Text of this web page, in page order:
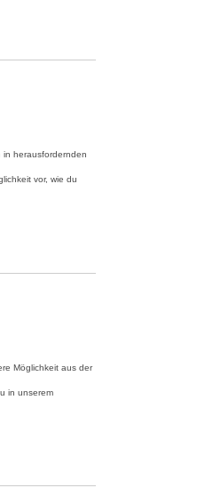
herausfordernden
vor, wie du
Möglichkeit aus der
in unserem